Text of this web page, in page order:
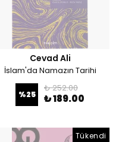
Cevad Ali
İslam'da Namazın Tarihi
%25
₺ 252.00
₺ 189.00
Tükendi